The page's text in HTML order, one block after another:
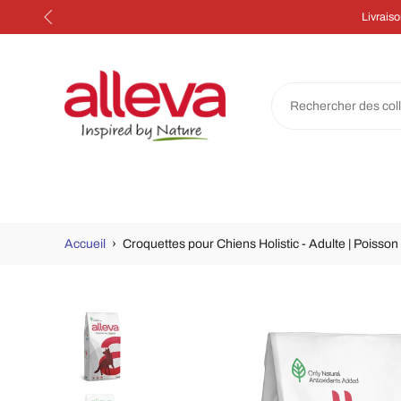
Aller
Accueil › Croquettes pour Chiens Holistic - Adulte |
Passer
aux
informations